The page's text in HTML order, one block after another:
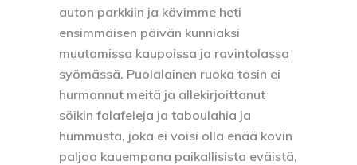
auton parkkiin ja kävimme heti
ensimmäisen päivän kunniaksi
muutamissa kaupoissa ja ravintolassa
syömässä. Puolalainen ruoka tosin ei
hurmannut meitä ja allekirjoittanut
söikin falafeleja ja taboulahia ja
hummusta, joka ei voisi olla enää kovin
paljoa kauempana paikallisista eväistä,